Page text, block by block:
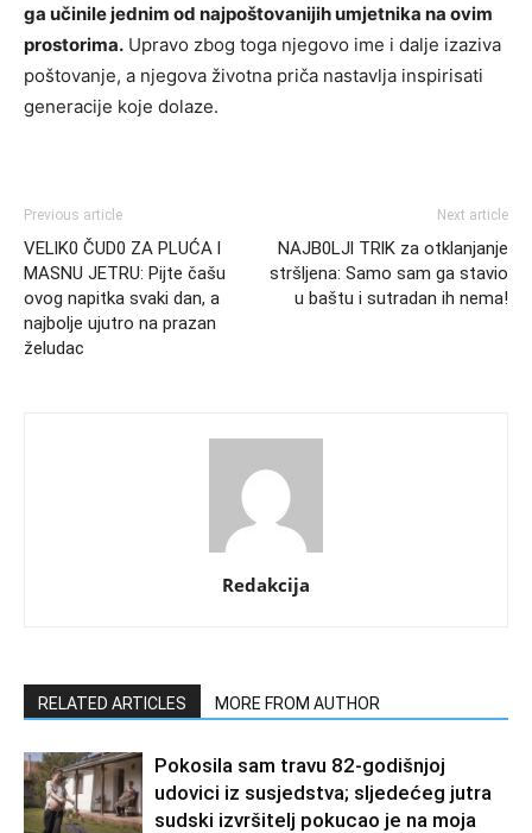
ga učinile jednim od najpoštovanijih umjetnika na ovim
prostorima. Upravo zbog toga njegovo ime i dalje izaziva
poštovanje, a njegova životna priča nastavlja inspirisati
generacije koje dolaze.
Previous article
VELlK0 ČUD0 ZA PLUĆA l
MASNU JETRU: Pijte čašu
ovog napitka svaki dan, a
najbolje ujutro na prazan
želudac
Next article
NAJB0LJl TRlK za otklanjanje
stršljena: Samo sam ga stavio
u baštu i sutradan ih nema!
Redakcija
RELATED ARTICLES MORE FROM AUTHOR
Pokosila sam travu 82-godišnjoj
udovici iz susjedstva; sljedećeg jutra
sudski izvršitelj pokucao je na moja